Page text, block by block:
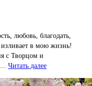
любовь, благодать,
в мою жизнь!
с Творцом и
Читать далее